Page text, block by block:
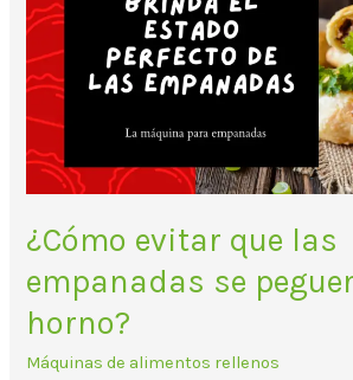
¿Cómo evitar que las
empanadas se
horno?
Máquinas de alimentos rellenos
las
empanadas
se
peguen
horno?